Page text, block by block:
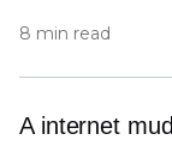
8 min read
A internet